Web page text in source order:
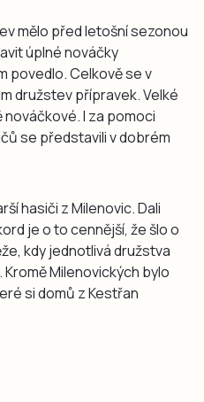
mělo před letošní sezonou
úplné nováčky
povedlo. Celkově se v
družstev přípravek. Velké
I za pomoci
se představili v dobrém
hasiči z Milenovic. Dali
je o to cennější, že šlo o
kdy jednotlivá družstva
Milenovických bylo
si domů z Kestřan